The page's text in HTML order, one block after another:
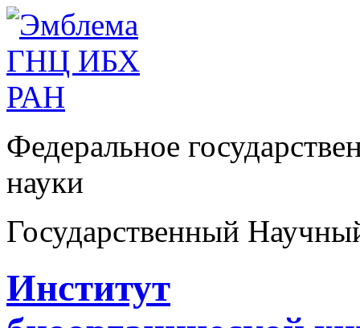
Федеральное
науки
Государственный
Институт